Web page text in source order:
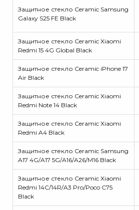
Защитное стекло Ceramic Samsung
Galaxy S25 FE Black
Защитное стекло Ceramic Xiaomi
Redmi 15 4G Global Black
Защитное стекло Ceramic iPhone 17
Air Black
Защитное стекло Ceramic Xiaomi
Redmi Note 14 Black
Защитное стекло Ceramic Xiaomi
Redmi A4 Black
Защитное стекло Ceramic Samsung
A17 4G/A17 5G/A16/A26/M16 Black
Защитное стекло Ceramic Xiaomi
Redmi 14C/14R/A3 Pro/Poco C75
Black